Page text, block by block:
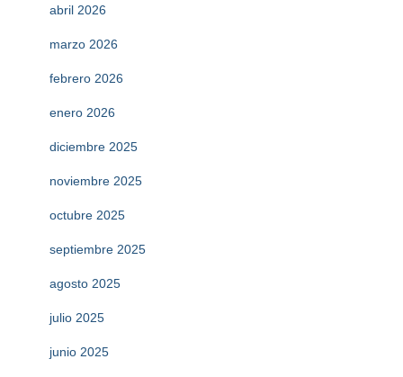
abril 2026
marzo 2026
febrero 2026
enero 2026
diciembre 2025
noviembre 2025
octubre 2025
septiembre 2025
agosto 2025
julio 2025
junio 2025